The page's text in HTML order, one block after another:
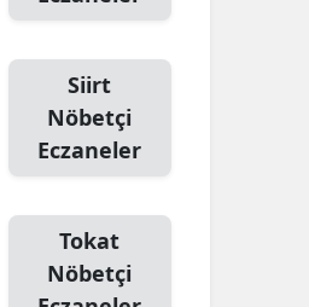
Siirt
Nöbetçi
Eczaneler
Tokat
Nöbetçi